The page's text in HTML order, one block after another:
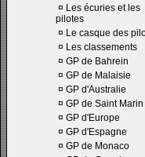
¤ Les écuries et les
pilotes
¤ Le casque des
¤ Les classements
¤ GP de Bahrein
¤ GP de Malaisie
¤ GP d'Australie
¤ GP de Saint Marin
¤ GP d'Europe
¤ GP d'Espagne
¤ GP de Monaco